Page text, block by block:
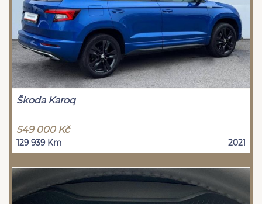
Škoda Karoq
549 000 Kč
129 939 Km 2021